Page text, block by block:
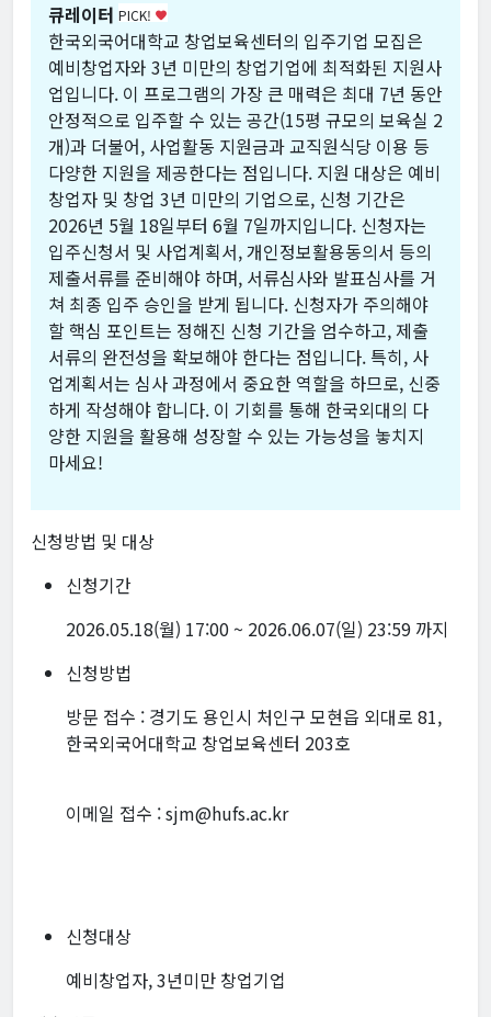
큐레이터 PICK! favorite
한국외국어대학교 창업보육센터의 입주기업 모집은
예비창업자와 3년 미만의 창업기업에 최적화된 지원사
업입니다. 이 프로그램의 가장 큰 매력은 최대 7년 동안
안정적으로 입주할 수 있는 공간(15평 규모의 보육실 2
개)과 더불어, 사업활동 지원금과 교직원식당 이용 등
다양한 지원을 제공한다는 점입니다. 지원 대상은 예비
창업자 및 창업 3년 미만의 기업으로, 신청 기간은
2026년 5월 18일부터 6월 7일까지입니다. 신청자는
입주신청서 및 사업계획서, 개인정보활용동의서 등의
제출서류를 준비해야 하며, 서류심사와 발표심사를 거
쳐 최종 입주 승인을 받게 됩니다. 신청자가 주의해야
할 핵심 포인트는 정해진 신청 기간을 엄수하고, 제출
서류의 완전성을 확보해야 한다는 점입니다. 특히, 사
업계획서는 심사 과정에서 중요한 역할을 하므로, 신중
하게 작성해야 합니다. 이 기회를 통해 한국외대의 다
양한 지원을 활용해 성장할 수 있는 가능성을 놓치지
마세요!
신청방법 및 대상
신청기간
2026.05.18(월) 17:00 ~ 2026.06.07(일) 23:59 까지
신청방법
방문 접수 : 경기도 용인시 처인구 모현읍 외대로 81,
한국외국어대학교 창업보육센터 203호
이메일 접수 : sjm@hufs.ac.kr
신청대상
예비창업자, 3년미만 창업기업